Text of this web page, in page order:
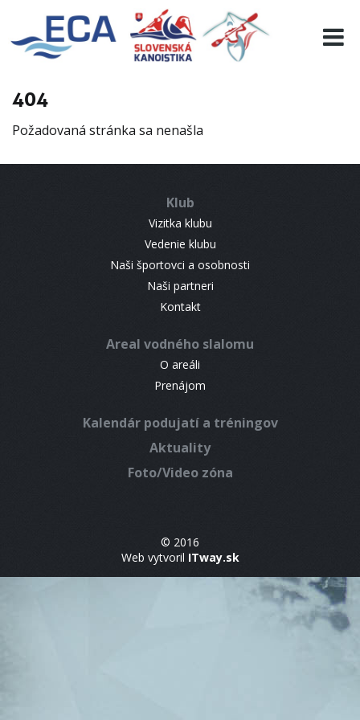
404
Požadovaná stránka sa nenašla
Klub
Vizitka klubu
Vedenie klubu
Naši športovci a osobnosti
Naši partneri
Kontakt
Areal vodného slalomu
O areáli
Prenájom
Kalendár podujatí a tréningov
Aktuality
Foto/Video zóna
© 2016
Web vytvoril ITway.sk
EURO 19
INFO
RESULTS
CONTACT